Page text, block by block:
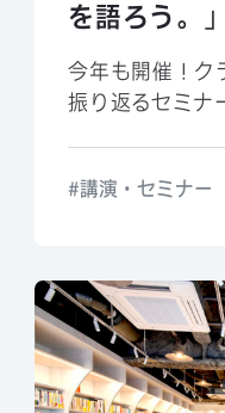
を語ろう。」
今年も開催！ク
振り返るセミナ
講演・セミナー